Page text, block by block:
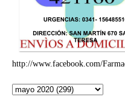
http://www.facebook.com/